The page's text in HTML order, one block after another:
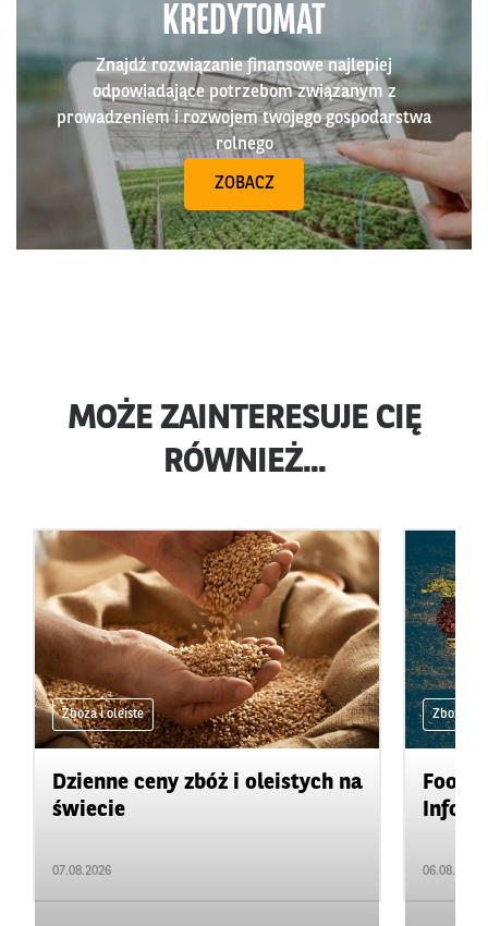
KREDYTOMAT
Znajdź rozwiązanie finansowe najlepiej
odpowiadające potrzebom związanym z
prowadzeniem i rozwojem twojego gospodarstwa
rolnego
ZOBACZ
MOŻE ZAINTERESUJE CIĘ
RÓWNIEŻ...
Zboża i oleiste
Dzienne ceny zbóż i oleistych na
świecie
07.08.2026
Zboża i
06.08.2026